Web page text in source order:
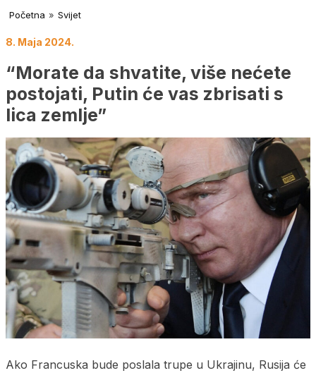
Početna » Svijet
8. Maja 2024.
“Morate da shvatite, više nećete
postojati, Putin će vas zbrisati s
lica zemlje”
Ako Francuska bude poslala trupe u Ukrajinu, Rusija će